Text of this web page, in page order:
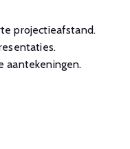
projectieafstand.
aantekeningen.